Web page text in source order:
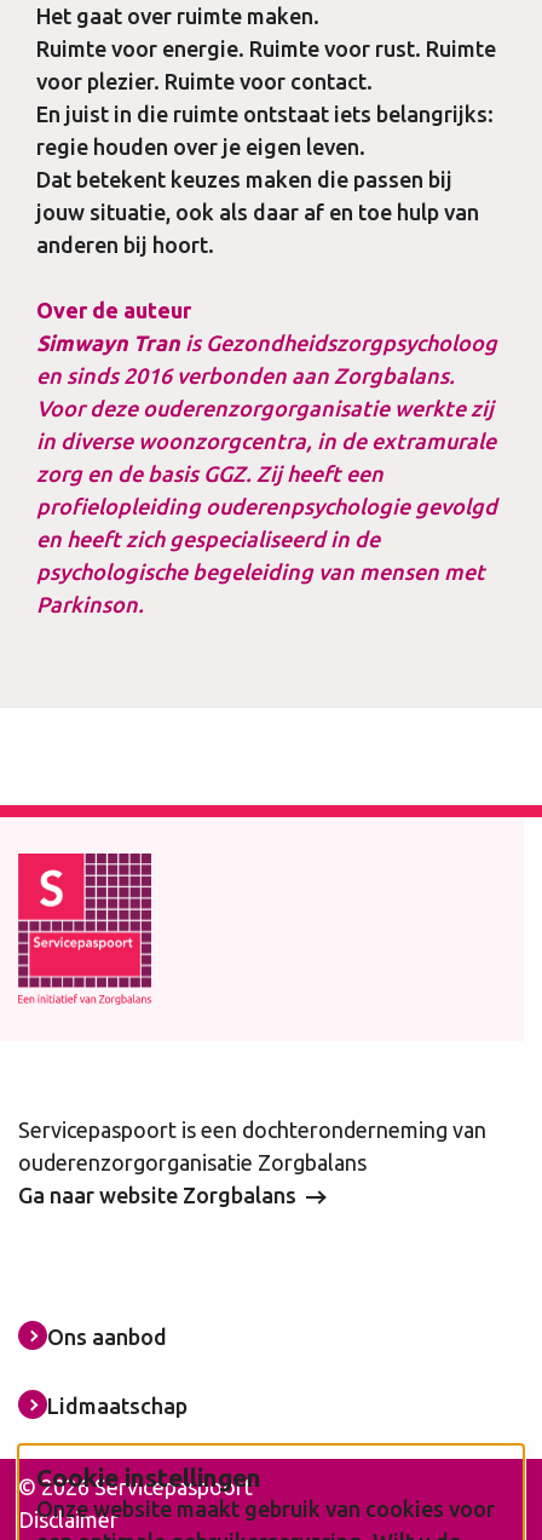
Cookie instellingen
Onze website maakt gebruik van cookies voor
Het gaat over ruimte maken.
Ruimte voor energie. Ruimte voor rust. Ruimte
voor plezier. Ruimte voor contact.
En juist in die ruimte ontstaat iets belangrijks:
regie houden over je eigen leven.
Dat betekent keuzes maken die passen bij
jouw situatie, ook als daar af en toe hulp van
anderen bij hoort.
Over de auteur
Simwayn Tran is Gezondheidszorgpsycholoog
en sinds 2016 verbonden aan Zorgbalans.
Voor deze ouderenzorgorganisatie werkte zij
in diverse woonzorgcentra, in de extramurale
zorg en de basis GGZ. Zij heeft een
profielopleiding ouderenpsychologie gevolgd
en heeft zich gespecialiseerd in de
psychologische begeleiding van mensen met
Parkinson.
Servicepaspoort is een dochteronderneming van
ouderenzorgorganisatie Zorgbalans
Ga naar website Zorgbalans
Ons aanbod
Lidmaatschap
© 2026 Servicepaspoort
Disclaimer